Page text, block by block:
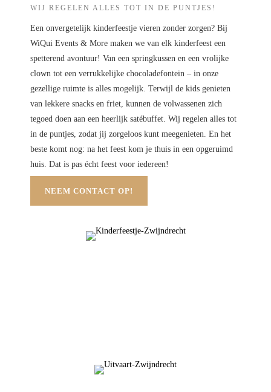
WIJ REGELEN ALLES TOT IN DE PUNTJES!
Een onvergetelijk kinderfeestje vieren zonder zorgen? Bij
WiQui Events & More maken we van elk kinderfeest een
spetterend avontuur! Van een springkussen en een vrolijke
clown tot een verrukkelijke chocoladefontein – in onze
gezellige ruimte is alles mogelijk. Terwijl de kids genieten
van lekkere snacks en friet, kunnen de volwassenen zich
tegoed doen aan een heerlijk satébuffet. Wij regelen alles tot
in de puntjes, zodat jij zorgeloos kunt meegenieten. En het
beste komt nog: na het feest kom je thuis in een opgeruimd
huis. Dat is pas écht feest voor iedereen!
NEEM CONTACT OP!